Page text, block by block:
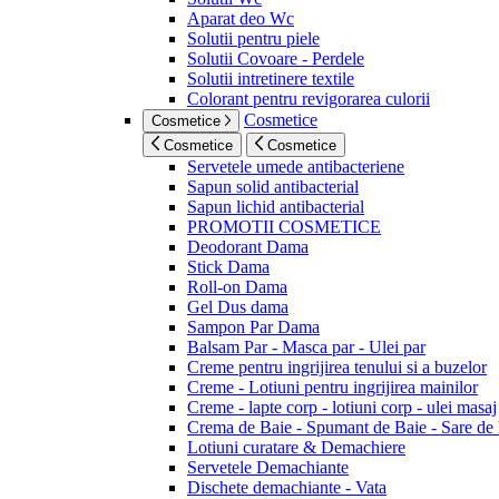
Aparat deo Wc
Solutii pentru piele
Solutii Covoare - Perdele
Solutii intretinere textile
Colorant pentru revigorarea culorii
Cosmetice Cosmetice
Cosmetice Cosmetice
Servetele umede antibacteriene
Sapun solid antibacterial
Sapun lichid antibacterial
PROMOTII COSMETICE
Deodorant Dama
Stick Dama
Roll-on Dama
Gel Dus dama
Sampon Par Dama
Balsam Par - Masca par - Ulei par
Creme pentru ingrijirea tenului si a buzelor
Creme - Lotiuni pentru ingrijirea mainilor
Creme - lapte corp - lotiuni corp - ulei masaj
Crema de Baie - Spumant de Baie - Sare de
Lotiuni curatare & Demachiere
Servetele Demachiante
Dischete demachiante - Vata